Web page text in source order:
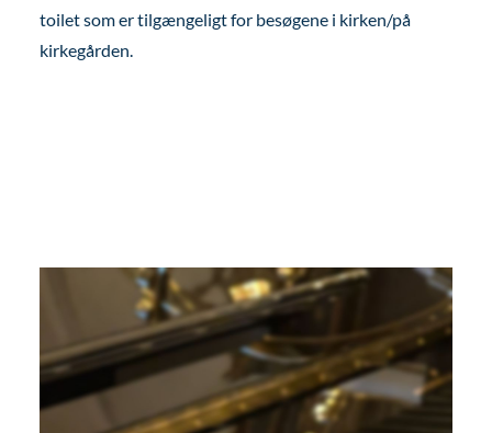
toilet som er tilgængeligt for besøgene i kirken/på
kirkegården.